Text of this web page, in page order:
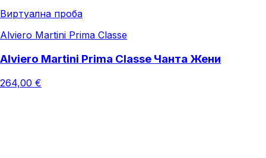
Виртуална проба
Alviero Martini Prima Classe
Alviero Martini Prima Classe Чанта Жени
264,00 €